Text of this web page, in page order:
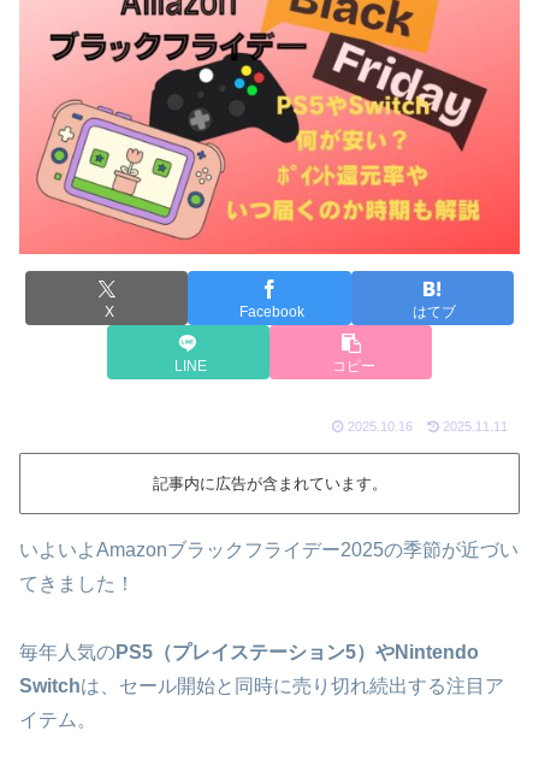
X Facebook はてブ
LINE コピー
2025.10.16 2025.11.11
記事内に広告が含まれています。
いよいよAmazonブラックフライデー2025の季節が近づい
てきました！
毎年人気のPS5（プレイステーション5）やNintendo
Switchは、セール開始と同時に売り切れ続出する注目ア
イテム。